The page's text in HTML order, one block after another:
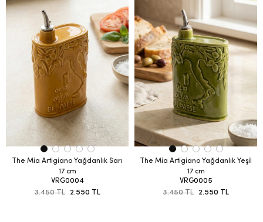
The Mia Artigiano Yağdanlık Sarı
17 cm
VRG0004
2.550 TL
3.450 TL
The Mia Artigiano Yağdanlık Yeşil
17 cm
VRG0005
2.550 TL
3.450 TL